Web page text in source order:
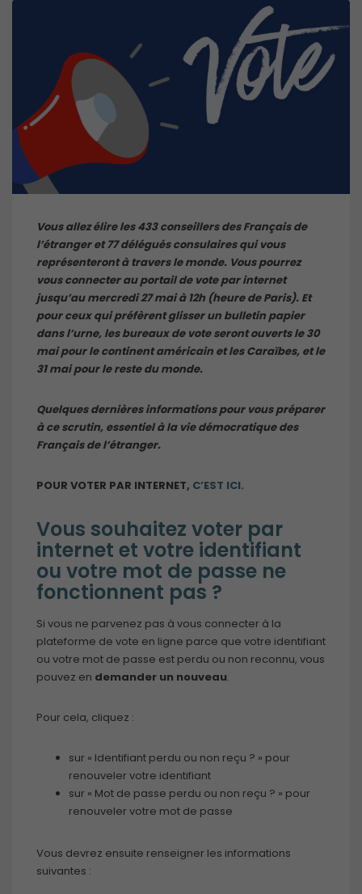
Vous allez élire les 433 conseillers des Français de
l’étranger et 77 délégués consulaires qui vous
représenteront à travers le monde. Vous pourrez
vous connecter au portail de vote par internet
jusqu’au mercredi 27 mai à 12h (heure de Paris). Et
pour ceux qui préfèrent glisser un bulletin papier
dans l’urne, les bureaux de vote seront ouverts le 30
mai pour le continent américain et les Caraïbes, et le
31 mai pour le reste du monde.
Quelques dernières informations pour vous préparer
à ce scrutin, essentiel à la vie démocratique des
Français de l’étranger.
POUR VOTER PAR INTERNET, C’EST ICI.
Vous souhaitez voter par
internet et votre identifiant
ou votre mot de passe ne
fonctionnent pas ?
Si vous ne parvenez pas à vous connecter à la
plateforme de vote en ligne parce que votre identifiant
ou votre mot de passe est perdu ou non reconnu, vous
pouvez en demander un nouveau.
Pour cela, cliquez :
sur « Identifiant perdu ou non reçu ? » pour
renouveler votre identifiant
sur « Mot de passe perdu ou non reçu ? » pour
renouveler votre mot de passe
Vous devrez ensuite renseigner les informations
suivantes :